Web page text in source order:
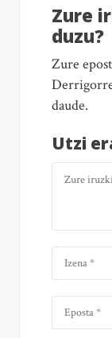
Zure
duzu?
Zure
daude.
Utzi